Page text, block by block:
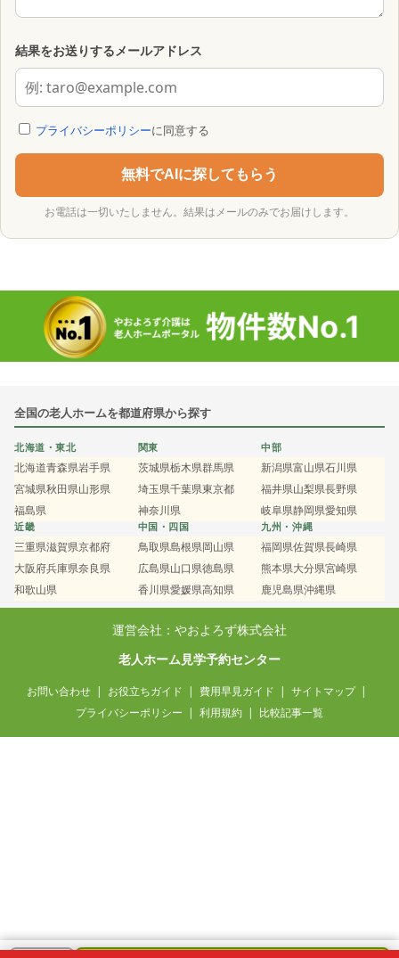
結果をお送りするメールアドレス
プライバシーポリシーに同意する
無料でAIに探してもらう
お電話は一切いたしません。結果はメールのみでお届けします。
全国の老人ホームを都道府県から探す
北海道・東北
北海道青森県岩手県
宮城県秋田県山形県
福島県
関東
茨城県栃木県群馬県
埼玉県千葉県東京都
神奈川県
中部
新潟県富山県石川県
福井県山梨県長野県
岐阜県静岡県愛知県
近畿
三重県滋賀県京都府
大阪府兵庫県奈良県
和歌山県
中国・四国
鳥取県島根県岡山県
広島県山口県徳島県
香川県愛媛県高知県
九州・沖縄
福岡県佐賀県長崎県
熊本県大分県宮崎県
鹿児島県沖縄県
運営会社：やおよろず株式会社
老人ホーム見学予約センター
お問い合わせ お役立ちガイド 費用早見ガイド
サイトマップ
プライバシーポリシー
利用規約 比較記事一覧
12分前